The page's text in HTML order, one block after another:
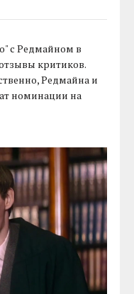
с Редмайном в
критиков.
Редмайна и
номинации на